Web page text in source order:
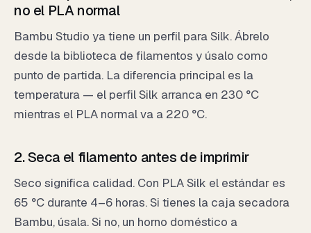
no el PLA normal
Bambu Studio ya tiene un perfil para Silk. Ábrelo
desde la biblioteca de filamentos y úsalo como
punto de partida. La diferencia principal es la
temperatura — el perfil Silk arranca en 230 °C
mientras el PLA normal va a 220 °C.
2. Seca el filamento antes de imprimir
Seco significa calidad. Con PLA Silk el estándar es
65 °C durante 4–6 horas. Si tienes la caja secadora
Bambu, úsala. Si no, un horno doméstico a